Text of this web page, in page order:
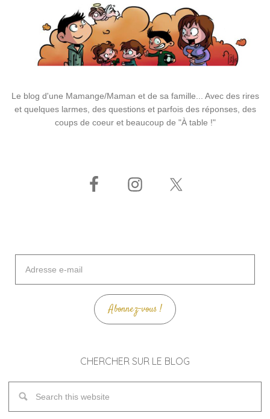
Le blog d'une Mamange/Maman et de sa famille... Avec des rires
et quelques larmes, des questions et parfois des réponses, des
coups de coeur et beaucoup de "À table !"
mail
Abonnez-vous !
CHERCHER SUR LE BLOG